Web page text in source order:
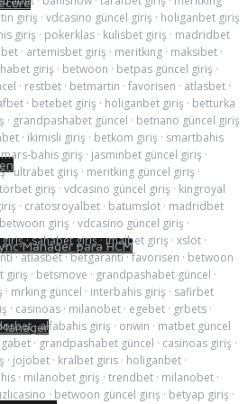
Manager para HCM
giriş · vdcasino güncel giriş · holiganbet giriş
giriş · pokerklas · kulisbet giriş · madridbet
· artemisbet giriş · meritking · maksibet ·
giriş · betwoon · betpas güncel giriş ·
· restbet · betmartin · favorisen · atlasbet ·
· betebet giriş · holiganbet giriş · betturka
· grandpashabet güncel · betnano güncel giriş
· ikimisli giriş · betkom giriş · smartbahis
mars-bahis giriş · jasminbet güncel giriş ·
·ultrabet giriş · meritking güncel giriş ·
giriş · vdcasino güncel giriş · kingroyal
· cratosroyalbet · batumslot · madridbet
betwoon giriş · vdcasino güncel giriş ·
·sahabet giriş·imajbet giriş · xslot ·
·atlasbet·betgaranti·favorisen · betwoon
giriş · betsmove · grandpashabet güncel ·
· mrking güncel · interbahis giriş · safirbet
· casinoas · milanobet · egebet · grbets ·
·alfabahis giriş · onwin · matbet güncel
· grandpashabet güncel · casinoas giriş ·
· jojobet · kralbet giris · holiganbet ·
· milanobet giriş · trendbet · milanobet ·
· betwoon güncel giriş · betyap giriş ·